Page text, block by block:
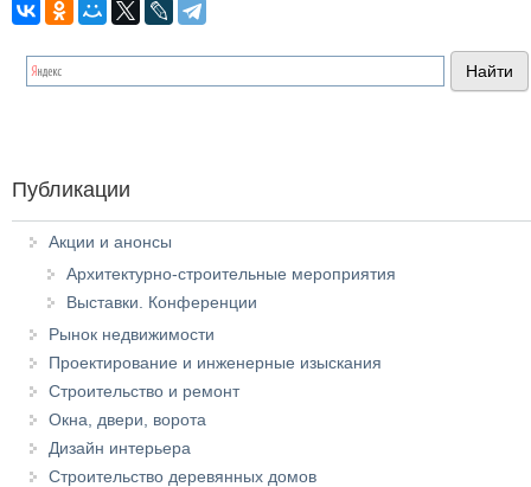
Публикации
Акции и анонсы
Архитектурно-строительные мероприятия
Выставки. Конференции
Рынок недвижимости
Проектирование и инженерные изыскания
Строительство и ремонт
Окна, двери, ворота
Дизайн интерьера
Строительство деревянных домов